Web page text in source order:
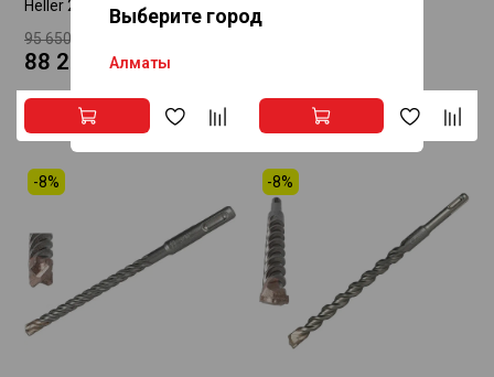
Выберите город
Алматы
Астана
Heller 28201
95 650 ₸
88 210 ₸
10 шт/уп
-8% -8%